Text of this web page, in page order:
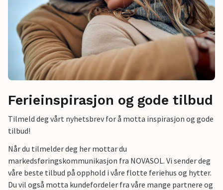
Ferieinspirasjon og gode tilbud
Tilmeld deg vårt nyhetsbrev for å motta inspirasjon og gode
tilbud!
Når du tilmelder deg her mottar du
markedsføringskommunikasjon fra NOVASOL. Vi sender deg
våre beste tilbud på opphold i våre flotte feriehus og hytter.
Du vil også motta kundefordeler fra våre mange partnere og